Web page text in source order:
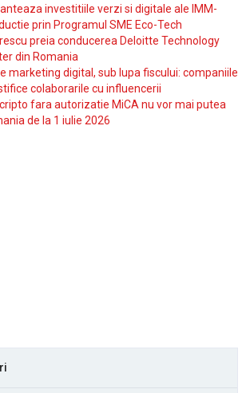
investitiile verzi si digitale ale IMM-
prin Programul SME Eco-Tech
preia conducerea Deloitte Technology
din Romania
marketing digital, sub lupa fiscului: companiile
colaborarile cu influencerii
fara autorizatie MiCA nu vor mai putea
de la 1 iulie 2026